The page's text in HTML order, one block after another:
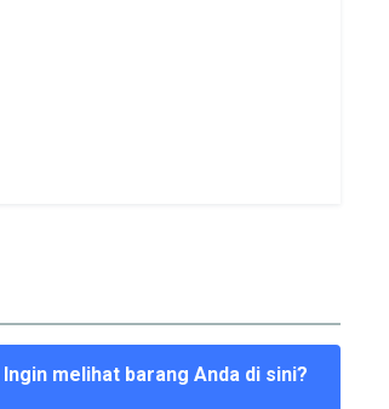
Ingin melihat barang Anda di sini?